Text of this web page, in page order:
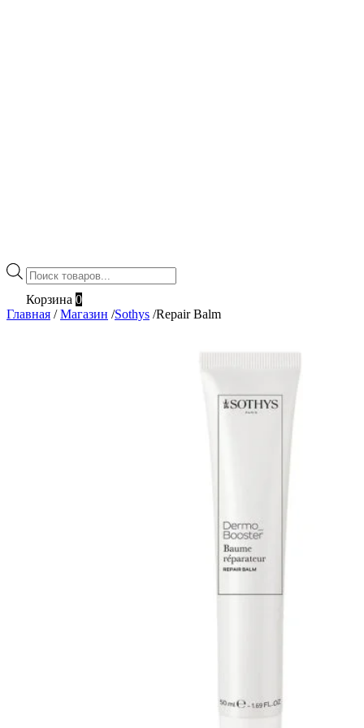
Поиск
товаров
Корзина 0
Главная / Магазин /Sothys /Repair Balm